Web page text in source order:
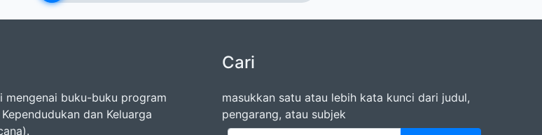
mengenai buku-buku program
dan Keluarga
Cari
masukkan satu atau lebih kata kunci dari judul,
pengarang, atau subjek